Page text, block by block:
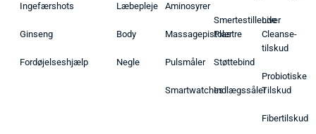
Ingefærshots
Ginseng
Fordøjelseshjælp
Læbepleje
Body
Negle
Aminosyrer
Massagepistoler
Pulsmåler
Smartwatches
Smertestillende
Plastre
Støttebind
Indlægssåler
Liver
Cleanse-
tilskud
Probiotiske
Tilskud
Fibertilskud